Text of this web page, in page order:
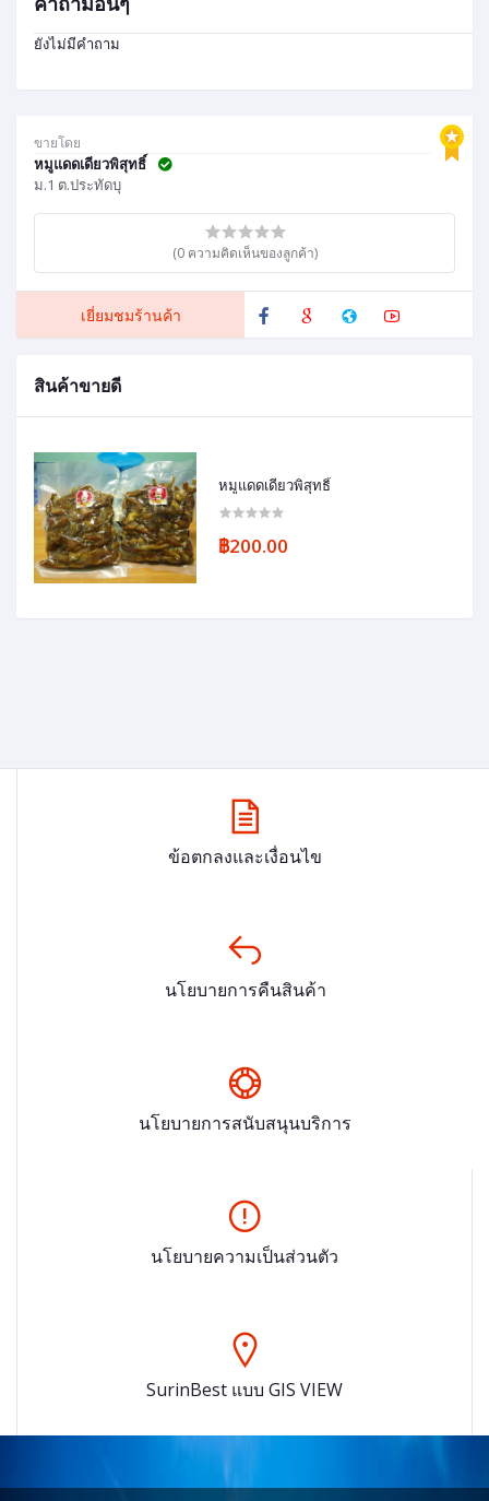
ขายโดย
หมูแดดเดียวพิสุทธิ์
ม.1 ต.ประทัดบุ
(0 ความคิดเห็นของลูกค้า)
เยี่ยมชมร้านค้า
สินค้าขายดี
หมูแดดเดียวพิสุทธิ์
฿200.00
ยังไม่มีคำถาม
ข้อตกลงและเงื่อนไข
นโยบายการคืนสินค้า
นโยบายการสนับสนุนบริการ
นโยบายความเป็นส่วนตัว
SurinBest แบบ GIS VIEW